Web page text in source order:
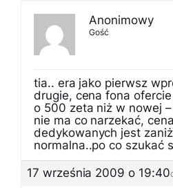
Anonimowy
Gość
tia.. era jako pierwsz
drugie, cena fona
o 500 zeta niż w nowej
nie ma co narzekać,
dedykowanych jest
normalna..po co szukać
17 września 2009 o 19:40